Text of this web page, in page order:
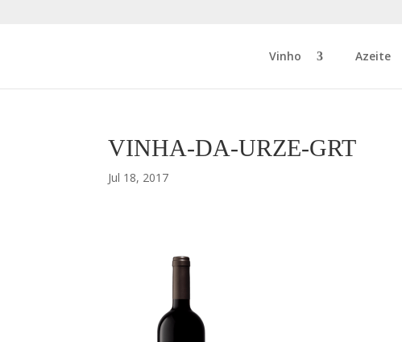
Vinho Azeite
VINHA-DA-URZE-GRT
Jul 18, 2017